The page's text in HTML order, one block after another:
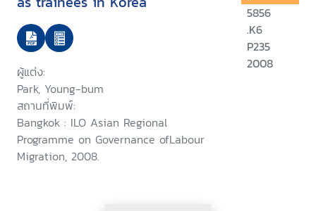
ผู้แต่ง:
Park, Young-bum
สถานที่พิมพ์:
Bangkok : ILO Asian Regional
Programme on Governance ofLabour
Migration, 2008.
5856
.K6
P235
2008